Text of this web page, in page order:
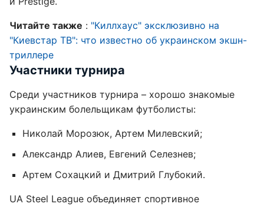
Читайте также : "Киллхаус" эксклюзивно на
"Киевстар ТВ": что известно об украинском экшн-
триллере
Участники турнира
Среди участников турнира – хорошо знакомые
украинским болельщикам футболисты:
Николай Морозюк, Артем Милевский;
Александр Алиев, Евгений Селезнев;
Артем Сохацкий и Дмитрий Глубокий.
UA Steel League объединяет спортивное